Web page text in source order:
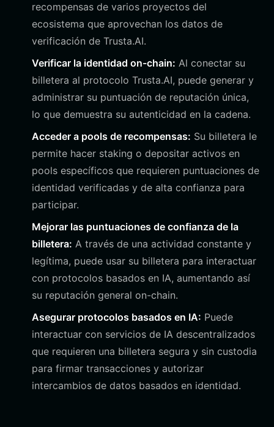
recompensas de varios proyectos del
ecosistema que aprovechan los datos de
verificación de Trusta.AI.
Verificar la identidad on-chain: Al conectar su
billetera al protocolo Trusta.AI, puede generar y
administrar su puntuación de reputación única,
lo que demuestra su autenticidad en la cadena.
Acceder a pools de recompensas: Su billetera le
permite hacer staking o depositar activos en
pools específicos que requieren puntuaciones de
identidad verificadas y de alta confianza para
participar.
Mejorar las puntuaciones de confianza de la
billetera: A través de una actividad constante y
legítima, puede usar su billetera para interactuar
con protocolos basados en IA, aumentando así
su reputación general on-chain.
Asegurar protocolos basados en IA: Puede
interactuar con servicios de IA descentralizados
que requieren una billetera segura y sin custodia
para firmar transacciones y autorizar
intercambios de datos basados en identidad.